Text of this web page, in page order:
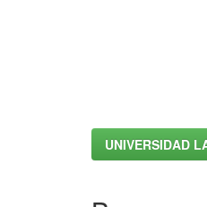
UNIVERSIDAD